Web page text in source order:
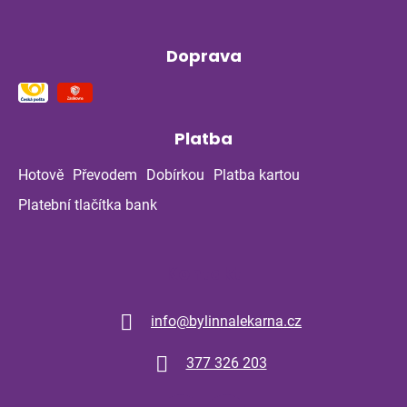
Doprava
Platba
Hotově Převodem Dobírkou
Platba kartou
Platební tlačítka bank
info@bylinnalekarna.cz
377 326 203